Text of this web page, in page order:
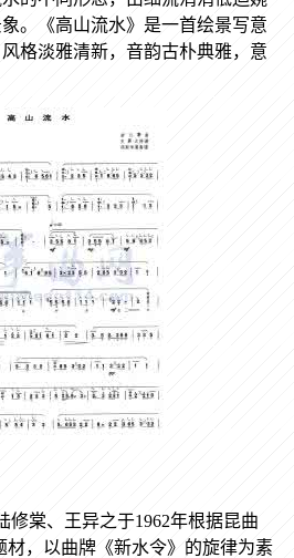
。《高山流水》是一首绘景写意
格淡雅清新，音韵古朴典雅，意
修棠、王异之于1962年根据昆曲
材，以曲牌《新水令》的旋律为素